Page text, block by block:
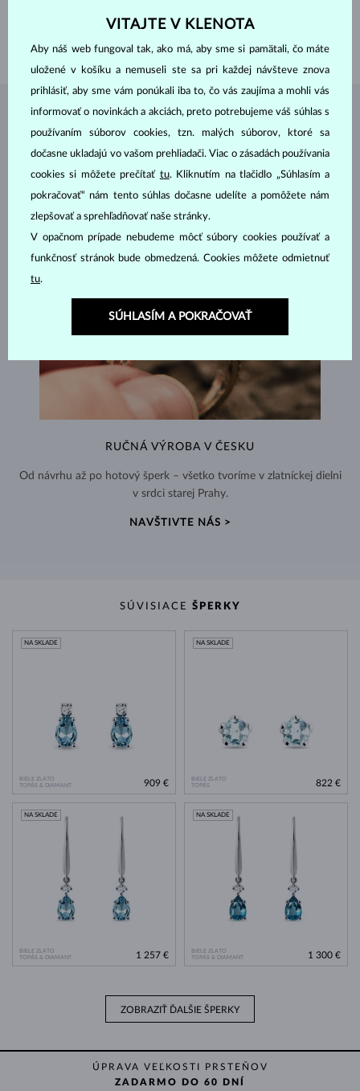
13.5 mm
VÁHA 1.60 g
ŠPERKY ZATELIÉRU KLENOTA
RUČNÁ VÝROBA V ČESKU
Od návrhu až po hotový šperk – všetko tvoríme v zlatníckej dielni
v srdci starej Prahy.
NAVŠTIVTE NÁS >
SÚVISIACE ŠPERKY
BIELE ZLATO
TOPÁS & DIAMANT
NA SKLADE
909 €
BIELE ZLATO
TOPÁS
NA SKLADE
822 €
BIELE ZLATO
TOPÁS & DIAMANT
NA SKLADE
1 257 €
BIELE ZLATO
TOPÁS & DIAMANT
NA SKLADE
1 300 €
ZOBRAZIŤ ĎALŠIE ŠPERKY
ÚPRAVA VEĽKOSTI PRSTEŇOV
ZADARMO DO 60 DNÍ
VITAJTE V KLENOTA
Aby náš web fungoval tak, ako má, aby sme si pamätali, čo máte
uložené v košíku a nemuseli ste sa pri každej návšteve znova
prihlásiť, aby sme vám ponúkali iba to, čo vás zaujíma a mohli vás
informovať o novinkách a akciách, preto potrebujeme váš súhlas s
používaním súborov cookies, tzn. malých súborov, ktoré sa
dočasne ukladajú vo vašom prehliadači. Viac o zásadách používania
cookies si môžete prečítať tu. Kliknutím na tlačidlo „Súhlasím a
pokračovať“ nám tento súhlas dočasne udelíte a pomôžete nám
zlepšovať a sprehľadňovať naše stránky.
V opačnom prípade nebudeme môcť súbory cookies používať a
funkčnosť stránok bude obmedzená. Cookies môžete odmietnuť
tu.
SÚHLASÍM A POKRAČOVAŤ